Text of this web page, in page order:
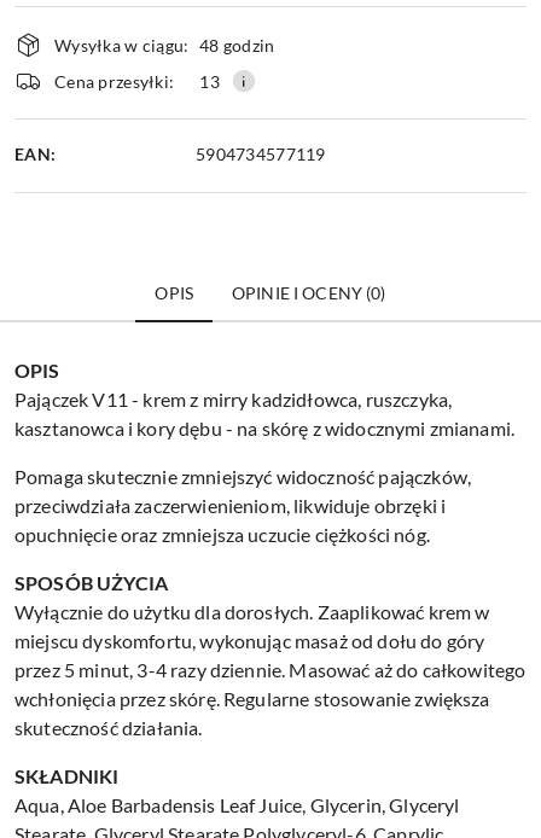
Dostępność
i
dostawa
Wysyłka w ciągu: 48 godzin
Cena przesyłki:
13
EAN: 5904734577119
OPIS OPINIE I OCENY (0)
OPIS
Pajączek V11 - krem z mirry kadzidłowca, ruszczyka,
kasztanowca i kory dębu - na skórę z widocznymi zmianami.
Pomaga skutecznie zmniejszyć widoczność pajączków,
przeciwdziała zaczerwienieniom, likwiduje obrzęki i
opuchnięcie oraz zmniejsza uczucie ciężkości nóg.
SPOSÓB UŻYCIA
Wyłącznie do użytku dla dorosłych. Zaaplikować krem w
miejscu dyskomfortu, wykonując masaż od dołu do góry
przez 5 minut, 3-4 razy dziennie. Masować aż do całkowitego
wchłonięcia przez skórę. Regularne stosowanie zwiększa
skuteczność działania.
SKŁADNIKI
Aqua, Aloe Barbadensis Leaf Juice, Glycerin, Glyceryl